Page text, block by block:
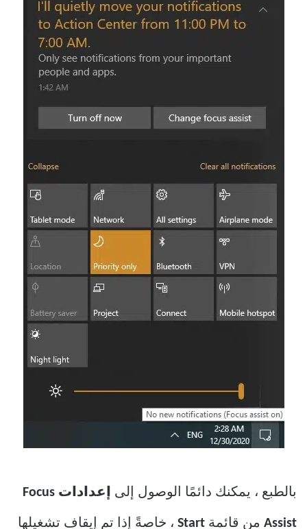
بالطبع ، يمكنك دائمًا الوصول إلى إعدادات Focus
Assist من قائمة Start ، خاصةً إذا تم إيقاف تشغيلها